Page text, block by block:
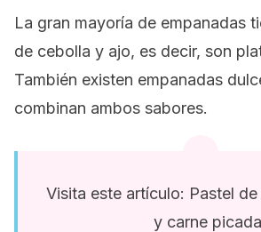
La gran mayoría de empanadas
de cebolla y ajo, es decir, son
También existen empanadas
combinan ambos sabores.
Visita este artículo: Pastel
y carne picada